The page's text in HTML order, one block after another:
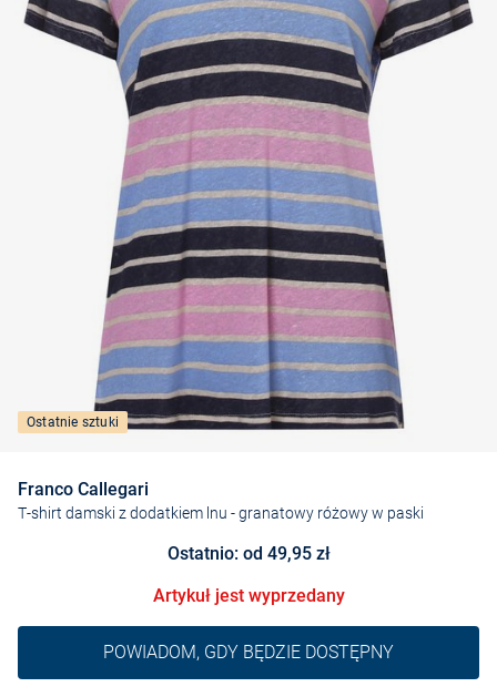
Ostatnie sztuki
Franco Callegari
T-shirt damski z dodatkiem lnu - granatowy różowy w paski
Ostatnio: od 49,95 zł
Artykuł jest wyprzedany
POWIADOM, GDY BĘDZIE DOSTĘPNY